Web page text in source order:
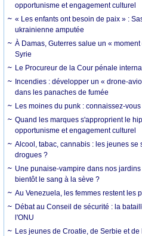
opportunisme et engagement culturel
« Les enfants ont besoin de paix » :
ukrainienne amputée
À Damas, Guterres salue un «
Syrie
Le Procureur de la Cour pénale
Incendies : développer un « drone-
dans les panaches de fumée
Les moines du punk : connaissez-
Quand les marques s'approprient le
opportunisme et engagement culturel
Alcool, tabac, cannabis : les jeunes
drogues ?
Une punaise-vampire dans nos
bientôt le sang à la sève ?
Au Venezuela, les femmes restent les
Débat au Conseil de sécurité : la
l'ONU
Les jeunes de Croatie, de Serbie et